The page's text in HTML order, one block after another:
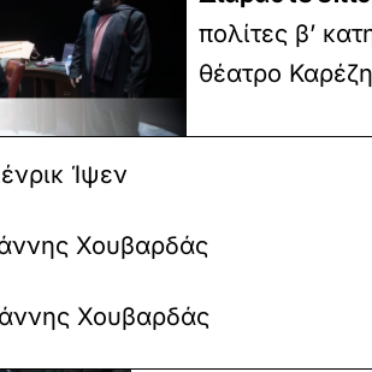
πολίτες β’
θέατρο Καρέζη
Ίψεν
Χουβαρδάς
Χουβαρδάς